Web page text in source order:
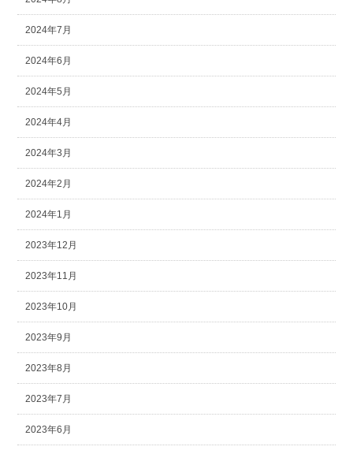
2024年7月
2024年6月
2024年5月
2024年4月
2024年3月
2024年2月
2024年1月
2023年12月
2023年11月
2023年10月
2023年9月
2023年8月
2023年7月
2023年6月